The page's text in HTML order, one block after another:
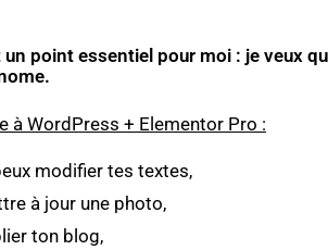
un point essentiel pour moi : je veux
à WordPress + Elementor Pro :
modifier tes textes,
à jour une photo,
ton blog,